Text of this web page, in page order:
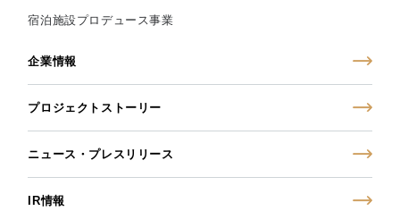
宿泊施設プロデュース事業
企業情報
プロジェクトストーリー
ニュース・プレスリリース
IR情報